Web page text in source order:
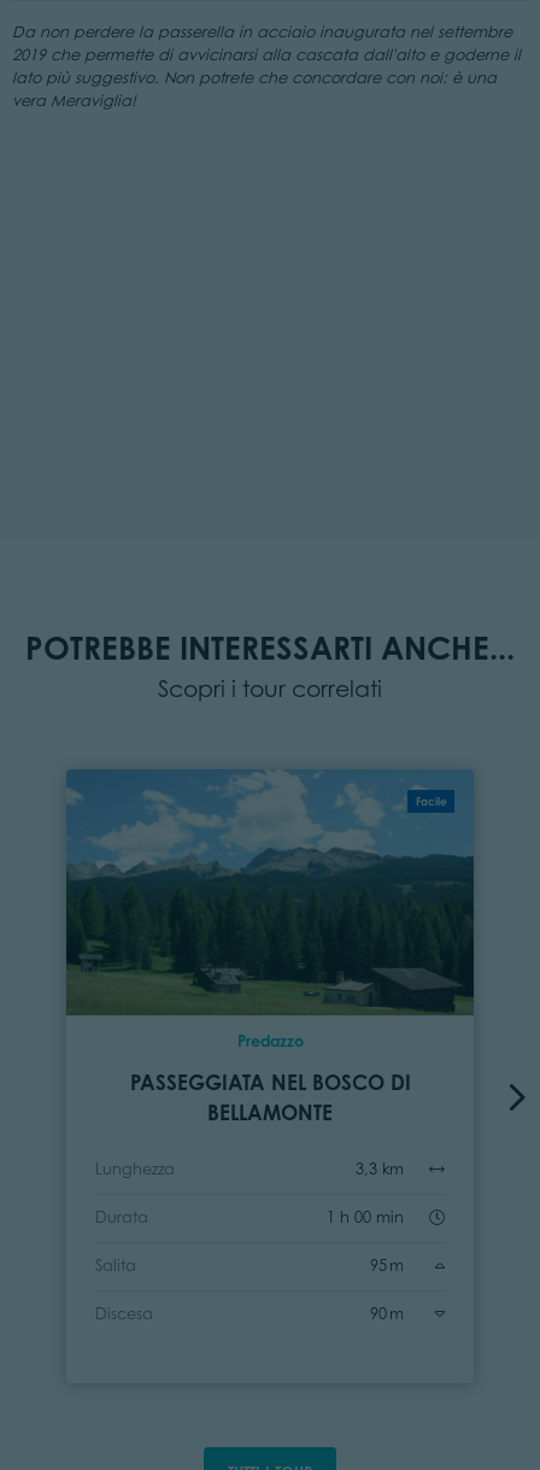
Da non perdere la passerella in acciaio inaugurata nel settembre
2019 che permette di avvicinarsi alla cascata dall'alto e goderne il
lato più suggestivo. Non potrete che concordare con noi: è una
vera Meraviglia!
POTREBBE INTERESSARTI ANCHE...
Scopri i tour correlati
Facile
Predazzo
PASSEGGIATA NEL BOSCO DI
BELLAMONTE
Lunghezza 3,3 km
Durata 1 h 00 min
Salita 95 m
Discesa 90 m